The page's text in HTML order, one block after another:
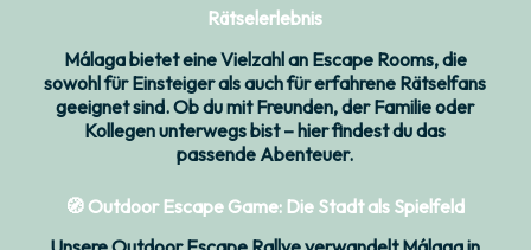
Rätselerlebnis
Málaga bietet eine Vielzahl an Escape Rooms, die
sowohl für Einsteiger als auch für erfahrene Rätselfans
geeignet sind. Ob du mit Freunden, der Familie oder
Kollegen unterwegs bist – hier findest du das
passende Abenteuer.
🧭 Outdoor Escape Game: Die Stadt als Spielfeld